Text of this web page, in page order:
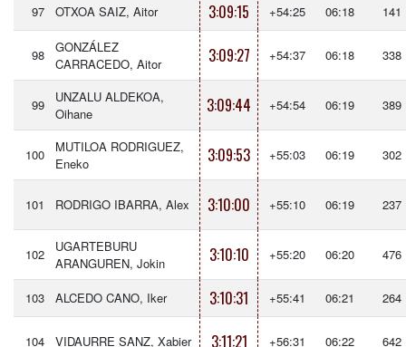
97 OTXOA SAIZ, Aitor 3:09:15 +54:25 06:18 141
98
GONZÁLEZ
CARRACEDO, Aitor
3:09:27 +54:37 06:18 338
99
UNZALU ALDEKOA,
Oihane
3:09:44 +54:54 06:19 389
100
MUTILOA RODRIGUEZ,
Eneko
3:09:53 +55:03 06:19 302
101 RODRIGO IBARRA, Alex 3:10:00 +55:10 06:19 237
102
UGARTEBURU
ARANGUREN, Jokin
3:10:10 +55:20 06:20 476
103 ALCEDO CANO, Iker 3:10:31 +55:41 06:21 264
104 VIDAURRE SANZ, Xabier 3:11:21 +56:31 06:22 642